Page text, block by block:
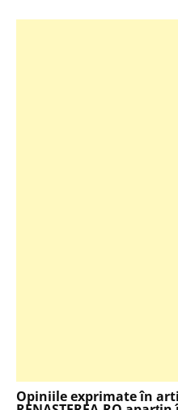
Opiniile exprimate în